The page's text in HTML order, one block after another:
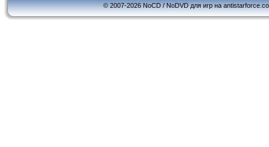
© 2007-2026 NoCD / NoDVD для игр на